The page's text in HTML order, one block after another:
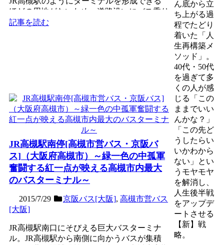
ほどの用地がないため、道路沿いにバス乗り
場が並ぶ。北口は市営...
記事を読む
JR高槻駅南停[高槻市営バス・京阪バ
ス]（大阪府高槻市）～緑一色の中孤軍
奮闘する紅一点が映える高槻市内最大
のバスターミナル～
2015/7/29 京阪バス[大阪], 高槻市営バス
[大阪]
JR高槻駅南口にそびえる巨大バスターミナ
ル。JR高槻駅から南側に向かうバスが集積
ん底から立
ち上がる過
程でたどり
着いた「人
生再構築メ
ソッド」。
40代・50代
を過ぎて多
くの人が感
じる「この
ままでいい
んかな？」
「この先ど
うしたらい
いかわから
ない」とい
うモヤモヤ
を解消し、
人生後半戦
をアップデ
ートさせる
【新】戦
略。